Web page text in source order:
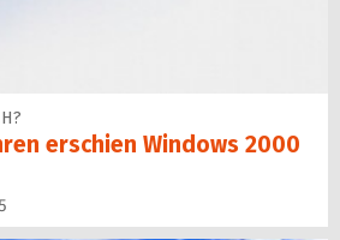
erschien Windows 2000